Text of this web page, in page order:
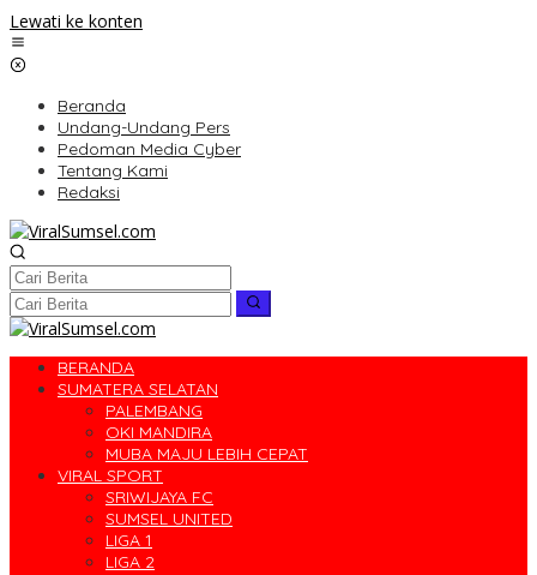
Lewati ke konten
Beranda
Undang-Undang Pers
Pedoman Media Cyber
Tentang Kami
Redaksi
BERANDA
SUMATERA SELATAN
PALEMBANG
OKI MANDIRA
MUBA MAJU LEBIH CEPAT
VIRAL SPORT
SRIWIJAYA FC
SUMSEL UNITED
LIGA 1
LIGA 2